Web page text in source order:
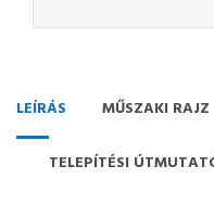
LEÍRÁS MŰSZAKI RAJZ
TELEPÍTÉSI